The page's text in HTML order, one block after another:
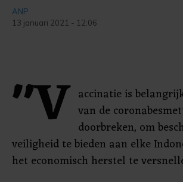
ANP
13 januari 2021 - 12:06
"V accinatie is
van de
doorbreken, om
veiligheid te bieden aan elke
het economisch herstel te